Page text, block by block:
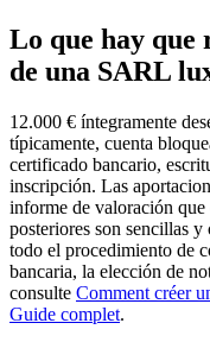
Lo que hay que
de una SARL
12.000 € íntegramente
típicamente, cuenta
certificado bancario,
inscripción. Las
informe de valoración
posteriores son sencillas y
todo el procedimiento de
bancaria, la elección de
consulte Comment créer
Guide complet.